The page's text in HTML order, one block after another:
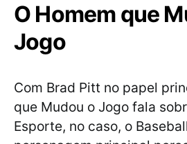
O Homem que
Jogo
Com Brad Pitt no papel
que Mudou o Jogo fala
Esporte, no caso, o